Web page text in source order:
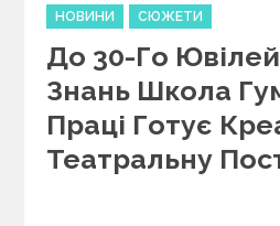
C
a
t
e
g
r
НОВИНИ СЮЖЕТИ
До 30-Го
Знань Школа
Праці Готує
Театральну